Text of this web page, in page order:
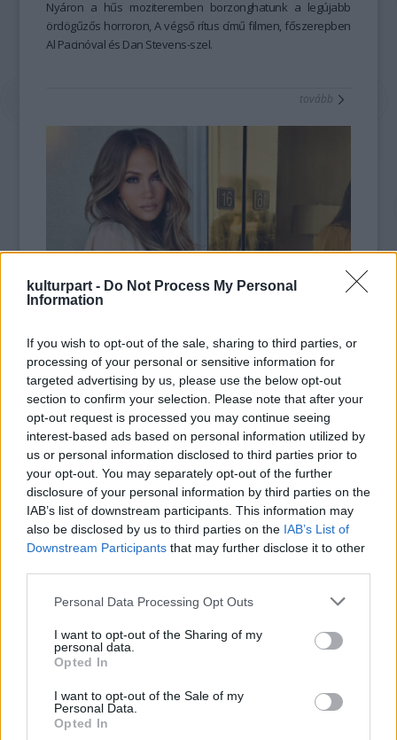
kulturpart - Do Not Process My Personal
Information
If you wish to opt-out of the sale, sharing to third parties, or
processing of your personal or sensitive information for
targeted advertising by us, please use the below opt-out
section to confirm your selection. Please note that after your
opt-out request is processed you may continue seeing
interest-based ads based on personal information utilized by
us or personal information disclosed to third parties prior to
your opt-out. You may separately opt-out of the further
disclosure of your personal information by third parties on the
IAB’s list of downstream participants. This information may
also be disclosed by us to third parties on the IAB’s List of
Downstream Participants that may further disclose it to other
Please note that this website/app uses one or more Google
not limited to your visit or usage behaviour. You may click to
grant or deny consent to Google and its third-party tags to
use your data for below specified purposes in below Google
consent section.
Personal Data Processing Opt Outs
I want to opt-out of the Sharing of my
personal data.
Opted In
I want to opt-out of the Sale of my
Personal Data.
Opted In
Nyáron a hűs moziteremben borzonghatunk a legújabb
ördögűzős horroron, A végső rítus című filmen, főszerepben
Al Pacinóval és Dan Stevens-szel.
tovább
2025. 05. 22.|Kultúrpart
Otthonából üzent a magyar rajongóknak a hamarosan
Budapesten koncertező világsztár. Új album, új film, új turné,
és egy új szemlélet, amiben a szeretet, az önazonosság és a
belső béke áll középpontban.
tovább
5+1 tény amit nem tudtál a Dardevilt
alakító Charlie Coxról
2025. 02. 26.